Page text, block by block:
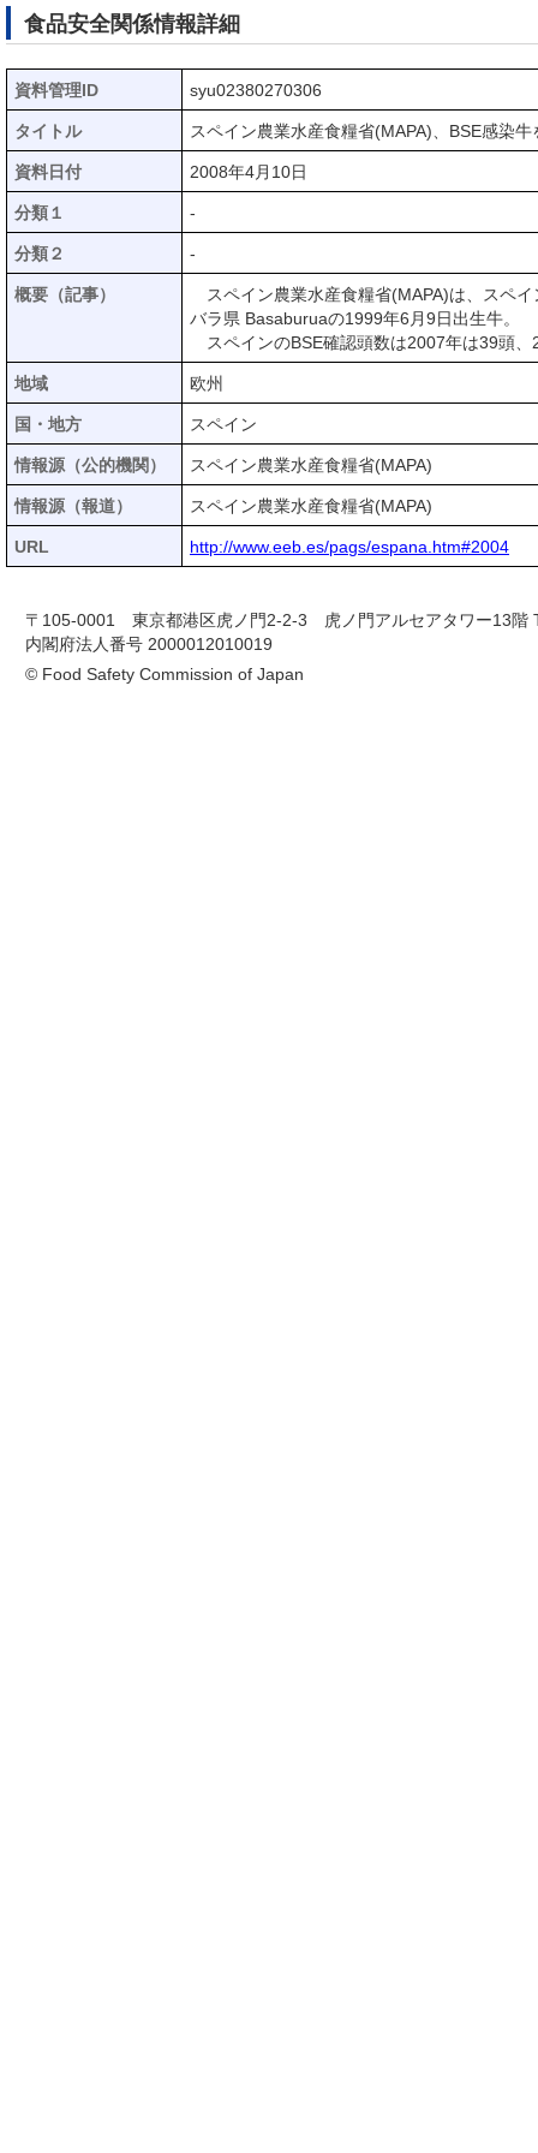
食品安全関係情報詳細
資料管理ID syu02380270306
タイトル スペイン農業水産食糧省(MAPA)、BSE感染
資料日付 2008年4月10日
分類１ -
分類２ -
概要（記事）
スペイン農業水産食糧省(MAPA)は、スペ
バラ県 Basaburuaの1999年6月9日出生牛。
スペインのBSE確認頭数は2007年は39頭
地域 欧州
国・地方 スペイン
情報源（公的機関） スペイン農業水産食糧省(MAPA)
情報源（報道） スペイン農業水産食糧省(MAPA)
URL http://www.eeb.es/pags/espana.htm#2004
〒105-0001 東京都港区虎ノ門2-2-3 虎ノ門アルセアタワー13階
内閣府法人番号 2000012010019
© Food Safety Commission of Japan